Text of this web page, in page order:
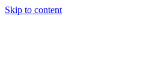
Skip to content